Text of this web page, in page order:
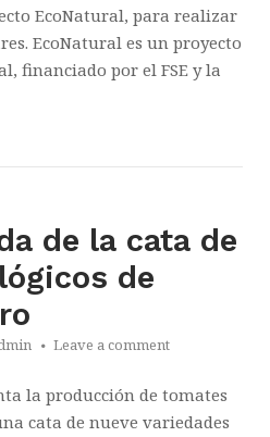
EcoNatural, para realizar
EcoNatural es un proyecto
financiado por el FSE y la
de la cata de
de
Leave a comment
la producción de tomates
cata de nueve variedades